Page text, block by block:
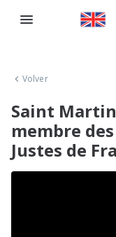
Volver
Saint
membre
Justes de